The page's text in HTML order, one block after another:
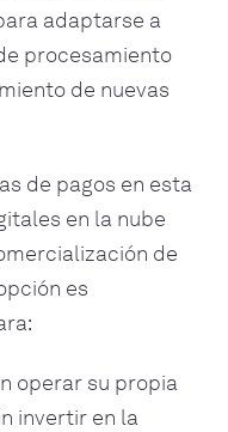
adaptarse a
procesamiento
de nuevas
de pagos en esta
en la nube
de
es
operar su propia
invertir en la